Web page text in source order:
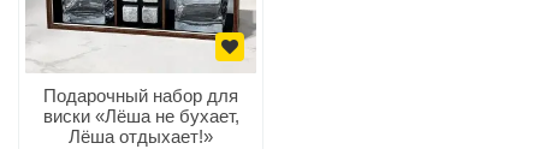
Подарочный набор для
виски «Лёша не бухает,
Лёша отдыхает!»